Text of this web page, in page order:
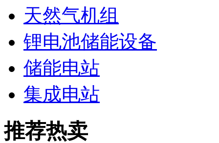
天然气机组
锂电池储能设备
储能电站
集成电站
推荐热卖